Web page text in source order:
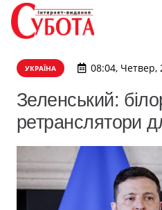
УКРАЇНА 08:04, Четвер,
Зеленський:
ретранслятори